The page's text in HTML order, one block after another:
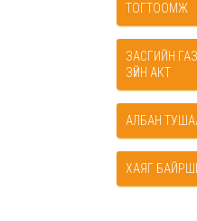
ТОГТООМЖ
ЗАСГИЙН
ЗҮЙН АКТ
АЛБАН
ХАЯГ